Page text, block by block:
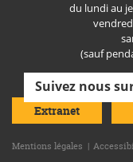
du lundi au
(sauf
Suivez nous
Extranet
Mentions légales